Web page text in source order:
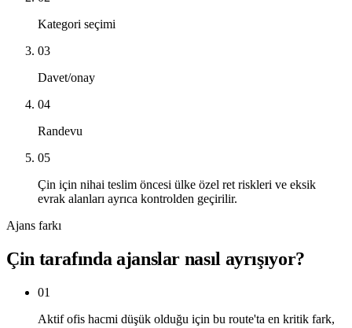
Kategori seçimi
03
Davet/onay
04
Randevu
05
Çin için nihai teslim öncesi ülke özel ret riskleri ve eksik
evrak alanları ayrıca kontrolden geçirilir.
Ajans farkı
Çin tarafında ajanslar nasıl ayrışıyor?
01
Aktif ofis hacmi düşük olduğu için bu route'ta en kritik fark,